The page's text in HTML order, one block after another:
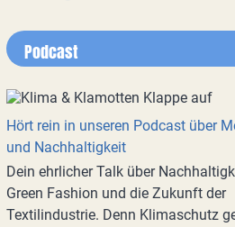
Podcast
Hört rein in unseren Podcast über
und Nachhaltigkeit
Dein ehrlicher Talk über
Green Fashion und die Zukunft der
Textilindustrie. Denn Klimaschutz